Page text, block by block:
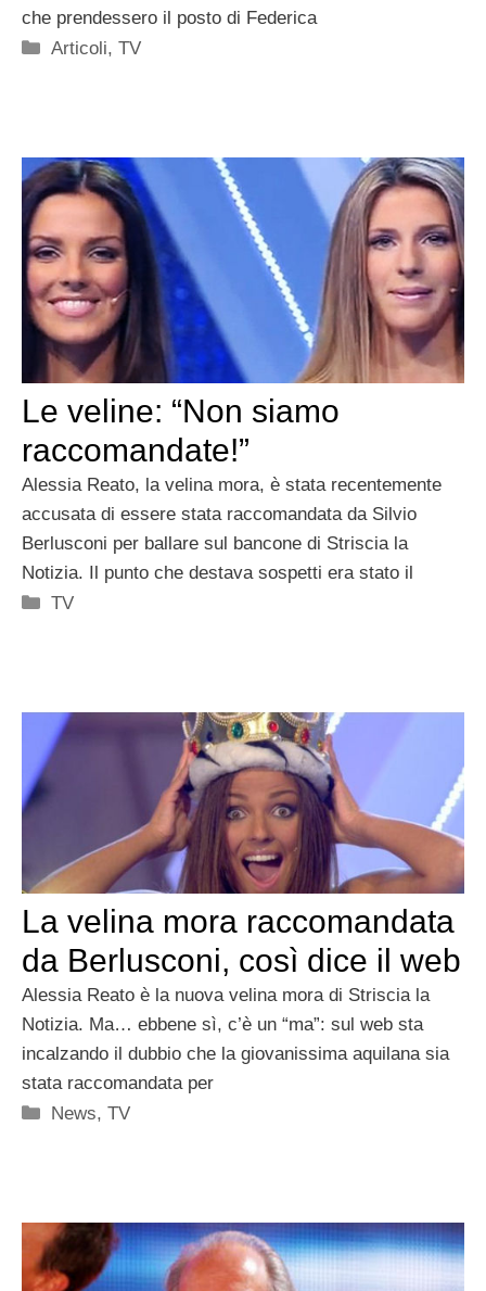
che prendessero il posto di Federica
Categorie
Articoli,TV
Le veline: “Non siamo
raccomandate!”
Alessia Reato, la velina mora, è stata recentemente
accusata di essere stata raccomandata da Silvio
Berlusconi per ballare sul bancone di Striscia la
Notizia. Il punto che destava sospetti era stato il
Categorie
TV
La velina mora raccomandata
da Berlusconi, così dice il web
Alessia Reato è la nuova velina mora di Striscia la
Notizia. Ma… ebbene sì, c’è un “ma”: sul web sta
incalzando il dubbio che la giovanissima aquilana sia
stata raccomandata per
Categorie
News,TV